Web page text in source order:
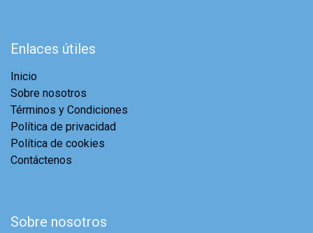
Enlaces útiles
Inicio
Sobre nosotros
Términos y Condiciones
Política de privacidad
Política de cookies
Contáctenos
Sobre nosotros